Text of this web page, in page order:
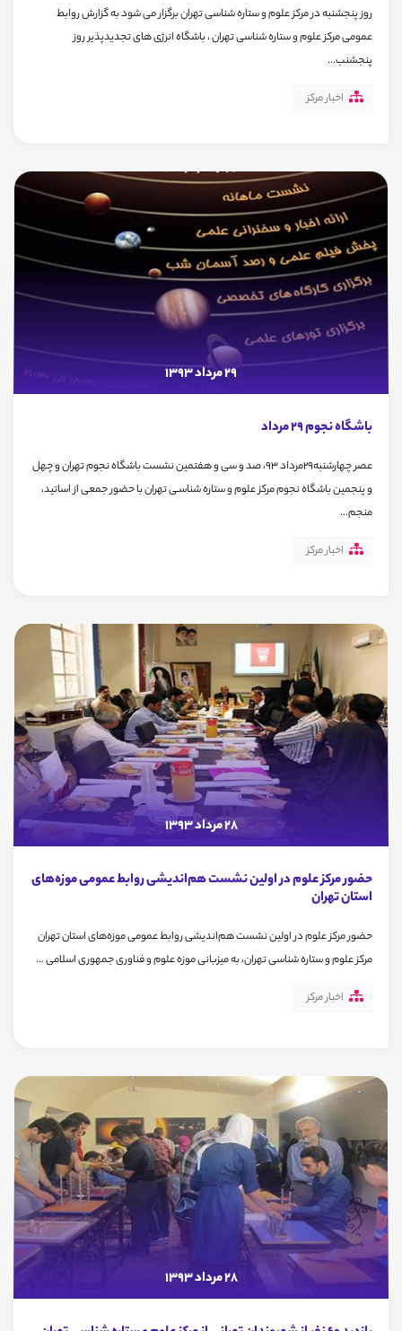
روز پنجشنبه در مرکز علوم و ستاره شناسی تهران برگزار می شود به گزارش روابط
عمومی مرکز علوم و ستاره شناسی تهران ، باشگاه انرژی های تجدیدپذیر روز
پنجشنب...
اخبار مرکز
29 مرداد 1393
باشگاه نجوم 29 مرداد
عصر چهارشنبه29مرداد 93، صد و سی و هفتمین نشست باشگاه نجوم تهران و چهل
و پنجمین باشگاه نجوم مرکز علوم و ستاره شناسـی تهران با حضور جمعی از اساتید،
منجم...
اخبار مرکز
28 مرداد 1393
حضور مرکز علوم در اولین نشست هم‌اندیشی روابط عمومی موزه‌های
استان تهران
حضور مرکز علوم در اولین نشست هم‌اندیشی روابط عمومی موزه‌های استان تهران
مرکز علوم و ستاره شناسی تهران، به میزبانی موزه علوم و فناوری جمهوری اسلامی ...
اخبار مرکز
28 مرداد 1393